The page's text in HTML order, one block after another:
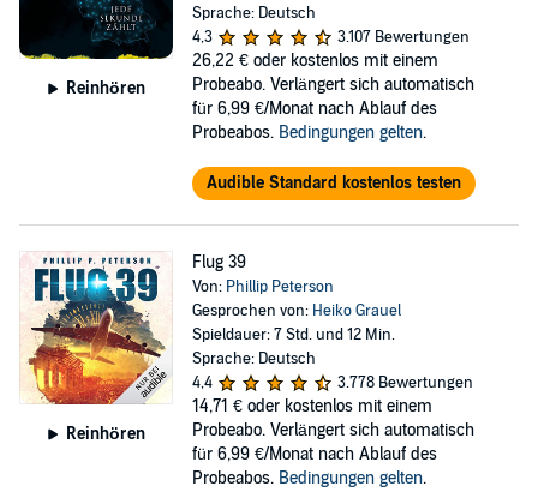
Reinhören
Sprache: Deutsch
4,3
3.107 Bewertungen
26,22 € oder kostenlos mit einem
Probeabo. Verlängert sich automatisch
für 6,99 €/Monat nach Ablauf des
Probeabos. Bedingungen gelten.
Audible Standard kostenlos testen
Reinhören
Flug 39
Von: Phillip Peterson
Gesprochen von: Heiko Grauel
Spieldauer: 7 Std. und 12 Min.
Sprache: Deutsch
4,4
3.778 Bewertungen
14,71 € oder kostenlos mit einem
Probeabo. Verlängert sich automatisch
für 6,99 €/Monat nach Ablauf des
Probeabos. Bedingungen gelten.